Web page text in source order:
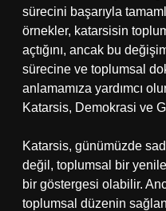
sürecini başarıyla
örnekler, katarsisin
açtığını, ancak bu
sürecine ve toplumsal
anlamamıza yardımcı
Katarsis, Demokrasi ve
Katarsis, günümüzde
değil, toplumsal bir
bir göstergesi olabilir.
toplumsal düzenin